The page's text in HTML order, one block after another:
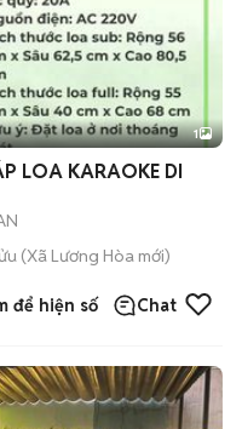
1
LOA KARAOKE DI
(Xã Lương Hòa mới)
để hiện số Chat